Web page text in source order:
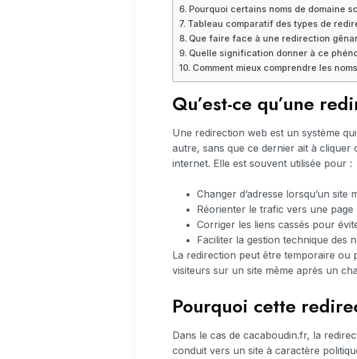
Pourquoi certains noms de domaine
Tableau comparatif des types de
Que faire face à une redirection
Quelle signification donner à ce
Comment mieux comprendre les
Qu’est-ce qu’une
Une redirection web est un système
autre, sans que ce dernier ait à cliquer
internet. Elle est souvent utilisée pour :
Changer d’adresse lorsqu’un site
Réorienter le trafic vers une page
Corriger les liens cassés pour
Faciliter la gestion technique des
La redirection peut être temporaire ou
visiteurs sur un site même après un
Pourquoi cette
Dans le cas de cacaboudin.fr, la
conduit vers un site à caractère